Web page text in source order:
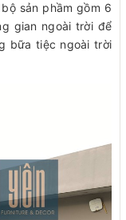
sản phầm gồm 6
gian ngoài trời để
bữa tiệc ngoài trời